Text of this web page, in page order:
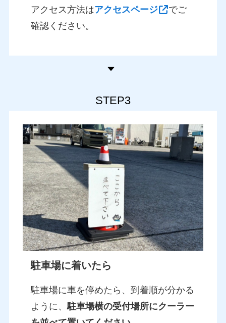
アクセス方法はアクセスページ
でご
確認ください。
STEP3
駐車場に着いたら
駐車場に車を停めたら、到着順が分かる
ように、駐車場横の受付場所にクーラー